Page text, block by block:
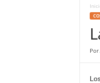
Por